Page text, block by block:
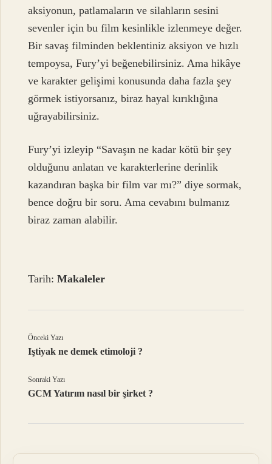
aksiyonun, patlamaların ve silahların sesini
sevenler için bu film kesinlikle izlenmeye değer.
Bir savaş filminden beklentiniz aksiyon ve hızlı
tempoysa, Fury’yi beğenebilirsiniz. Ama hikâye
ve karakter gelişimi konusunda daha fazla şey
görmek istiyorsanız, biraz hayal kırıklığına
uğrayabilirsiniz.
Fury’yi izleyip “Savaşın ne kadar kötü bir şey
olduğunu anlatan ve karakterlerine derinlik
kazandıran başka bir film var mı?” diye sormak,
bence doğru bir soru. Ama cevabını bulmanız
biraz zaman alabilir.
Tarih:Makaleler
Önceki Yazı
Iştiyak ne demek etimoloji ?
Sonraki Yazı
GCM Yatırım nasıl bir şirket ?